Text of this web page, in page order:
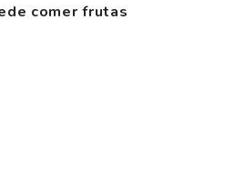
comer frutas